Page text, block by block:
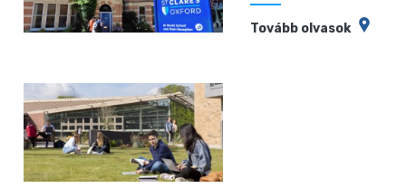
Tovább olvasok